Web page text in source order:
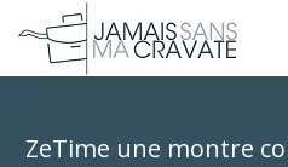
ZeTime une montre